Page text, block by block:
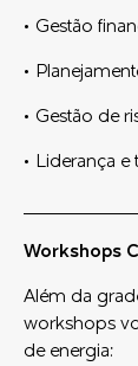
• Gestão
•
• Gestão de
• Liderança
Workshops
Além da
workshops
de energia: